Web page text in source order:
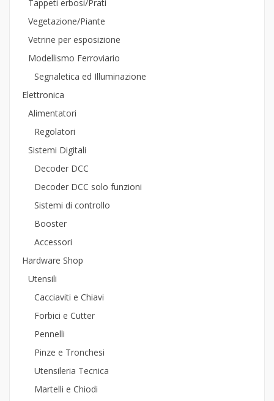
Tappeti erbosi/Prati
Vegetazione/Piante
Vetrine per esposizione
Modellismo Ferroviario
Segnaletica ed Illuminazione
Elettronica
Alimentatori
Regolatori
Sistemi Digitali
Decoder DCC
Decoder DCC solo funzioni
Sistemi di controllo
Booster
Accessori
Hardware Shop
Utensili
Cacciaviti e Chiavi
Forbici e Cutter
Pennelli
Pinze e Tronchesi
Utensileria Tecnica
Martelli e Chiodi